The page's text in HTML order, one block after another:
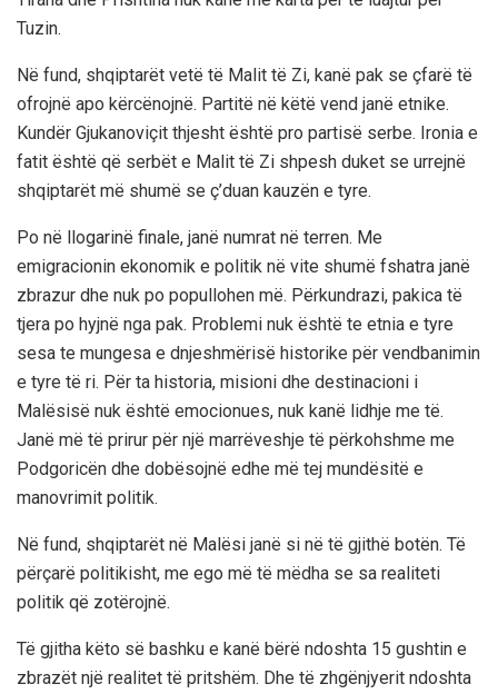
Tuzin.
Në fund, shqiptarët vetë të Malit të Zi, kanë pak se çfarë të
ofrojnë apo kërcënojnë. Partitë në këtë vend janë etnike.
Kundër Gjukanoviçit thjesht është pro partisë serbe. Ironia e
fatit është që serbët e Malit të Zi shpesh duket se urrejnë
shqiptarët më shumë se ç’duan kauzën e tyre.
Po në llogarinë finale, janë numrat në terren. Me
emigracionin ekonomik e politik në vite shumë fshatra janë
zbrazur dhe nuk po popullohen më. Përkundrazi, pakica të
tjera po hyjnë nga pak. Problemi nuk është te etnia e tyre
sesa te mungesa e dnjeshmërisë historike për vendbanimin
e tyre të ri. Për ta historia, misioni dhe destinacioni i
Malësisë nuk është emocionues, nuk kanë lidhje me të.
Janë më të prirur për një marrëveshje të përkohshme me
Podgoricën dhe dobësojnë edhe më tej mundësitë e
manovrimit politik.
Në fund, shqiptarët në Malësi janë si në të gjithë botën. Të
përçarë politikisht, me ego më të mëdha se sa realiteti
politik që zotërojnë.
Të gjitha këto së bashku e kanë bërë ndoshta 15 gushtin e
zbrazët një realitet të pritshëm. Dhe të zhgënjyerit ndoshta